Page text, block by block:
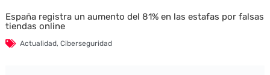
España registra un aumento del 81% en las estafas por falsas
tiendas online
Actualidad, Ciberseguridad